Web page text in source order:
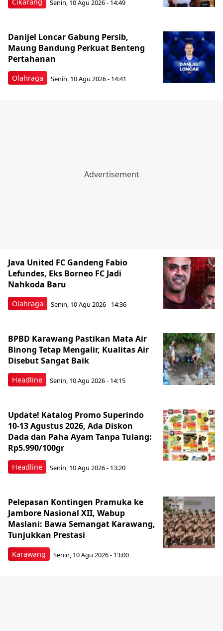
Cikarang Senin, 10 Agu 2026 - 14:49
Olahraga
Danijel Loncar Gabung Persib,
Maung Bandung Perkuat Benteng
Pertahanan
Senin, 10 Agu 2026 - 14:41
Olahraga
Java United FC Gandeng Fabio
Lefundes, Eks Borneo FC Jadi
Nahkoda Baru
Senin, 10 Agu 2026 - 14:36
Headline
BPBD Karawang Pastikan Mata Air
Binong Tetap Mengalir, Kualitas Air
Disebut Sangat Baik
Senin, 10 Agu 2026 - 14:15
Headline
Update! Katalog Promo Superindo
10-13 Agustus 2026, Ada Diskon
Dada dan Paha Ayam Tanpa Tulang:
Rp5.990/100gr
Senin, 10 Agu 2026 - 13:20
Karawang
Pelepasan Kontingen Pramuka ke
Jambore Nasional XII, Wabup
Maslani: Bawa Semangat Karawang,
Tunjukkan Prestasi
Senin, 10 Agu 2026 - 13:00